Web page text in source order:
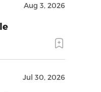
Aug 3, 2026
Jul 30, 2026